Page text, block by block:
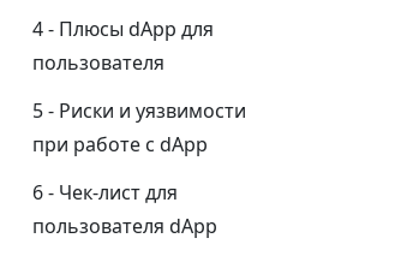
Плюсы dApp для
пользователя
Риски и уязвимости
при работе с dApp
Чек-лист для
пользователя dApp